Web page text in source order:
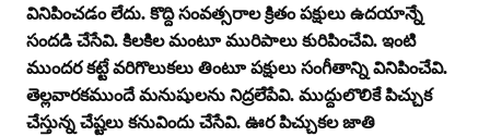
వినిపించడం లేదు. కొద్ది సంవత్సరాల క్రితం పక్షులు ఉదయాన్నే
సందడి చేసేవి. కిలకిల మంటూ మురిపాలు కురిపించేవి. ఇంటి
ముందర కట్టే వరిగొలుకలు తింటూ పక్షులు సంగీతాన్ని వినిపించేవి.
తెల్లవారకముందే మనుషులను నిద్రలేపేవి. ముద్దులొలికే పిచ్చుక
చేస్తున్న చేష్టలు కనువిందు చేసేవి. ఊర పిచ్చుకల జాతి